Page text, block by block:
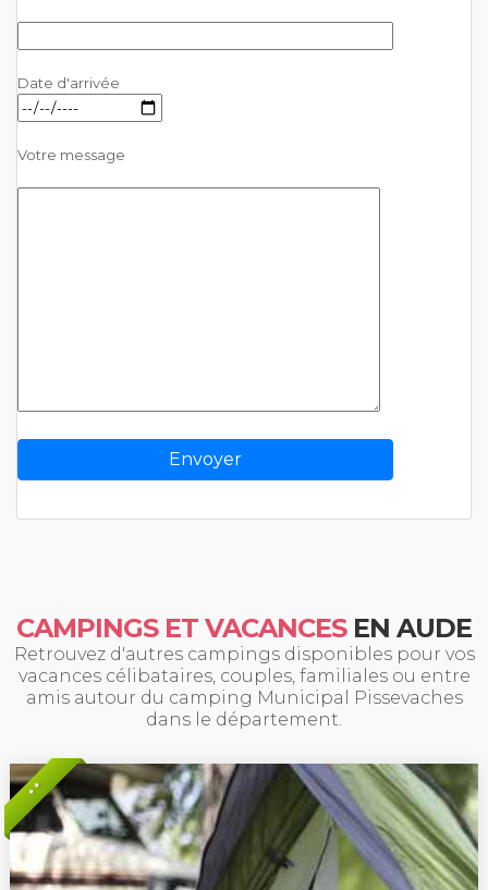
Date d'arrivée
Votre message
CAMPINGS ET VACANCESEN AUDE
Retrouvez d'autres campings disponibles pour vos
vacances célibataires, couples, familiales ou entre
amis autour du camping Municipal Pissevaches
dans le département.
* *